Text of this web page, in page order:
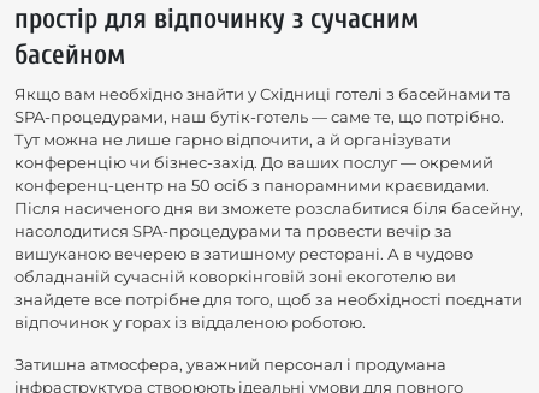
простір для відпочинку з сучасним
басейном
Якщо вам необхідно знайти у Східниці готелі з басейнами та
SPA-процедурами, наш бутік-готель — саме те, що потрібно.
Тут можна не лише гарно відпочити, а й організувати
конференцію чи бізнес-захід. До ваших послуг — окремий
конференц-центр на 50 осіб з панорамними краєвидами.
Після насиченого дня ви зможете розслабитися біля басейну,
насолодитися SPA-процедурами та провести вечір за
вишуканою вечерею в затишному ресторані. А в чудово
обладнаній сучасній коворкінговій зоні екоготелю ви
знайдете все потрібне для того, щоб за необхідності поєднати
відпочинок у горах із віддаленою роботою.
Затишна атмосфера, уважний персонал і продумана
інфраструктура створюють ідеальні умови для повного